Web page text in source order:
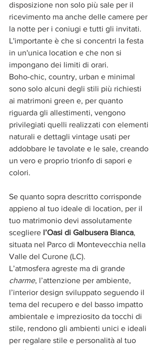
disposizione non solo più sale per il
ricevimento ma anche delle camere per
la notte per i coniugi e tutti gli invitati.
L'importante è che si concentri la festa
in un'unica location e che non si
impongano dei limiti di orari.
Boho-chic, country, urban e minimal
sono solo alcuni degli stili più richiesti
ai matrimoni green e, per quanto
riguarda gli allestimenti, vengono
privilegiati quelli realizzati con elementi
naturali e dettagli vintage usati per
addobbare le tavolate e le sale, creando
un vero e proprio trionfo di sapori e
colori.
Se quanto sopra descritto corrisponde
appieno al tuo ideale di location, per il
tuo matrimonio devi assolutamente
scegliere l’Oasi di Galbusera Bianca,
situata nel Parco di Montevecchia nella
Valle del Curone (LC).
L’atmosfera agreste ma di grande
charme, l’attenzione per ambiente,
l’interior design sviluppato seguendo il
tema del recupero e del basso impatto
ambientale e impreziosito da tocchi di
stile, rendono gli ambienti unici e ideali
per regalare stile e personalità al tuo